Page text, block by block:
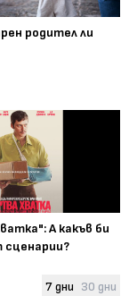
родител ли
А какъв би
7 дни 30 дни